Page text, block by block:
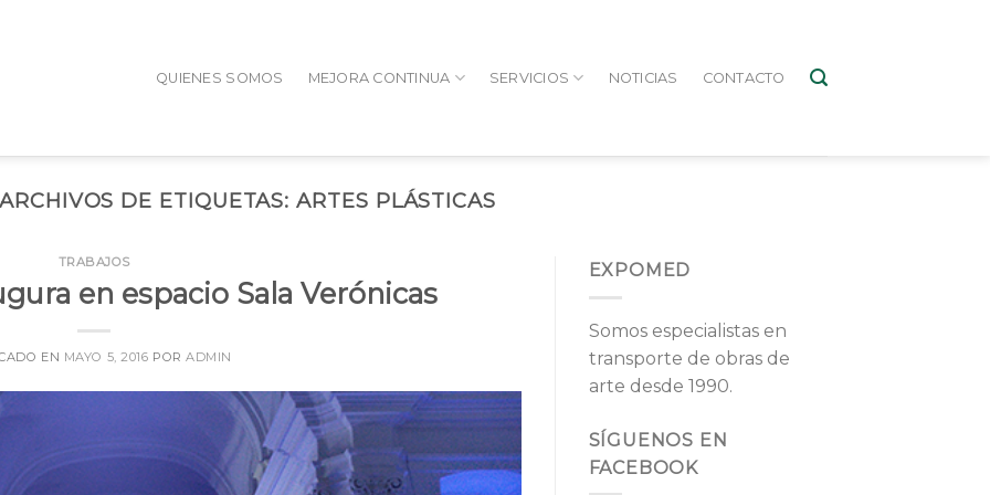
QUIENES SOMOS MEJORA CONTINUA SERVICIOS NOTICIAS CONTACTO
ARCHIVOS DE ETIQUETAS:ARTES PLÁSTICAS
TRABAJOS
en espacio Sala Verónicas
EN MAYO 5, 2016 PORADMIN
EXPOMED
Somos especialistas en
transporte de obras de
arte desde 1990.
SÍGUENOS EN
FACEBOOK